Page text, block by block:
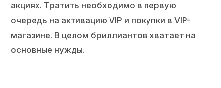
акциях. Тратить необходимо в первую
очередь на активацию VIP и покупки в VIP-
магазине. В целом бриллиантов хватает на
основные нужды.